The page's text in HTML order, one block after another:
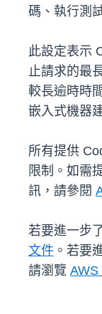
碼、執行測
此設定表示
止請求的最
較長逾時時
嵌入式機器
所有提供
限制。如需
訊，請參閱
若要進一步
文件 。若要
請瀏覽 AWS